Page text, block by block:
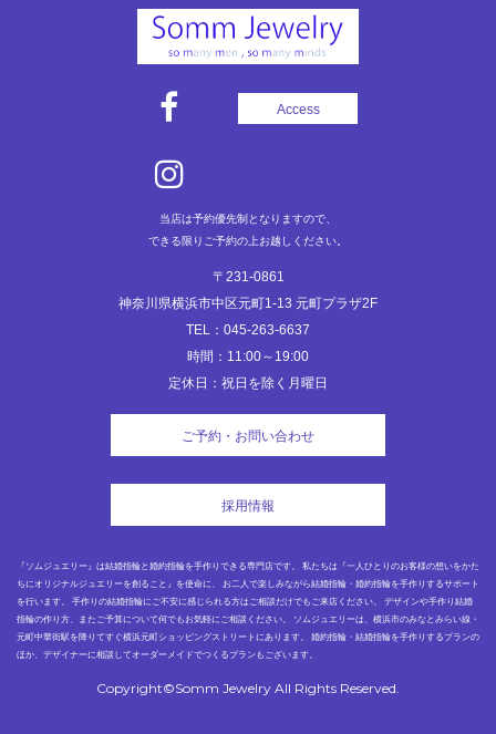
Access
当店は予約優先制となりますので、
できる限りご予約の上お越しください。
〒231-0861
神奈川県横浜市中区元町1-13 元町プラザ2F
TEL：045-263-6637
時間：11:00～19:00
定休日：祝日を除く月曜日
ご予約・お問い合わせ
採用情報
『ソムジュエリー』は結婚指輪と婚約指輪を手作りできる専門店です。 私たちは『一人ひとりのお客様の想いをかた
ちにオリジナルジュエリーを創ること』を使命に、 お二人で楽しみながら結婚指輪・婚約指輪を手作りするサポート
を行います。 手作りの結婚指輪にご不安に感じられる方はご相談だけでもご来店ください。 デザインや手作り結婚
指輪の作り方、またご予算について何でもお気軽にご相談ください。 ソムジュエリーは、横浜市のみなとみらい線・
元町中華街駅を降りてすぐ横浜元町ショッピングストリートにあります。 婚約指輪・結婚指輪を手作りするプランの
ほか、デザイナーに相談してオーダーメイドでつくるプランもございます。
Copyright©Somm Jewelry All Rights Reserved.